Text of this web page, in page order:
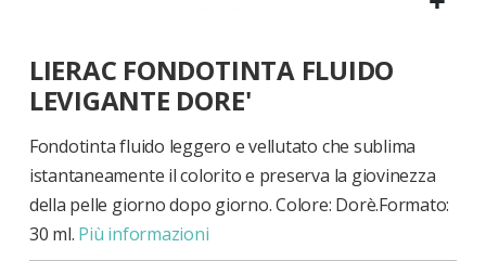
all'inizio
della
galleria
di
immagini
LIERAC FONDOTINTA FLUIDO
LEVIGANTE DORE'
Fondotinta fluido leggero e vellutato che sublima
istantaneamente il colorito e preserva la giovinezza
della pelle giorno dopo giorno. Colore: Dorè.Formato:
30 ml. Più informazioni